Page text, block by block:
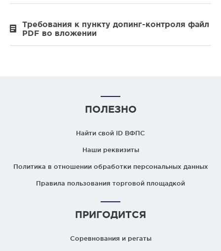
Требования к пункту допинг-контроля файл
PDF во вложении
ПОЛЕЗНО
Найти свой ID ВФПС
Наши реквизиты
Политика в отношении обработки персональных данных
Правила пользования торговой площадкой
ПРИГОДИТСЯ
Соревнования и регаты